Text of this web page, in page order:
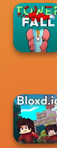
The Smurfs:
Skate Rush
Tower Fall